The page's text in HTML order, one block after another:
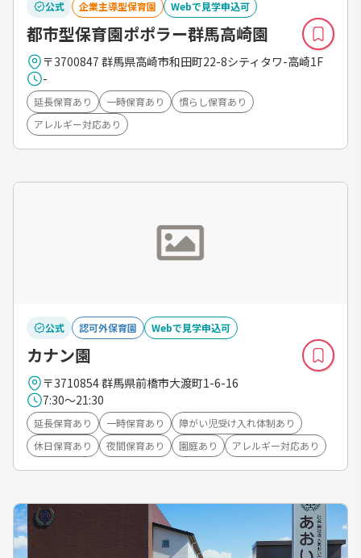
公式 企業主導型保育園 Webで見学申込可
都市型保育園ポポラー群馬高崎園
〒3700847 群馬県高崎市和田町22-8シティタワ-高崎1F
-
延長保育あり 一時保育あり
慣らし保育あり
アレルギー対応あり
公式 認可外保育園 Webで見学申込可
カナン園
〒3710854 群馬県前橋市大渡町1-6-16
7:30～21:30
延長保育あり 一時保育あり
障がい児受け入れ体制あり
休日保育あり
夜間保育あり 園庭あり アレルギー対応あり